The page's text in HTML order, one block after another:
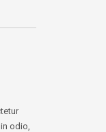
odio,